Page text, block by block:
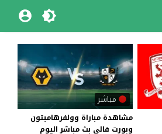
مباشر
مشاهدة مباراة وولفرهامبتون
وبورت فالي بث مباشر اليوم